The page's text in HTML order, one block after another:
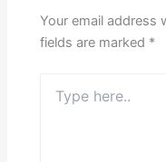
Your email address
fields are marked *
here..